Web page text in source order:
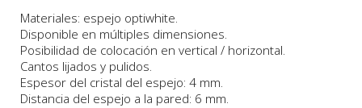
Materiales: espejo optiwhite.
Disponible en múltiples dimensiones.
Posibilidad de colocación en vertical / horizontal.
Cantos lijados y pulidos.
Espesor del cristal del espejo: 4 mm.
Distancia del espejo a la pared: 6 mm.